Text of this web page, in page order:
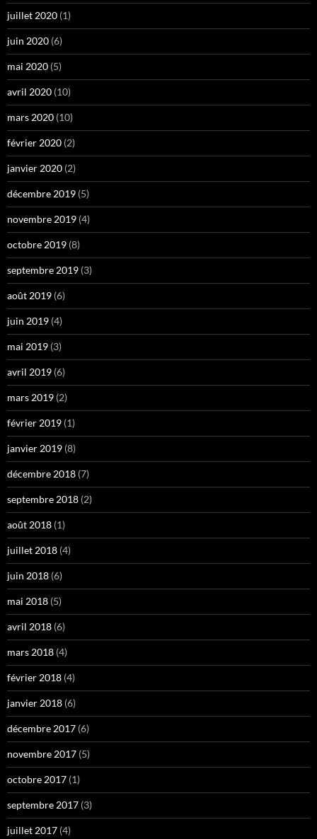
juillet 2020 (1)
juin 2020 (6)
mai 2020 (5)
avril 2020 (10)
mars 2020 (10)
février 2020 (2)
janvier 2020 (2)
décembre 2019 (5)
novembre 2019 (4)
octobre 2019 (8)
septembre 2019 (3)
août 2019 (6)
juin 2019 (4)
mai 2019 (3)
avril 2019 (6)
mars 2019 (2)
février 2019 (1)
janvier 2019 (8)
décembre 2018 (7)
septembre 2018 (2)
août 2018 (1)
juillet 2018 (4)
juin 2018 (6)
mai 2018 (5)
avril 2018 (6)
mars 2018 (4)
février 2018 (4)
janvier 2018 (6)
décembre 2017 (6)
novembre 2017 (5)
octobre 2017 (1)
septembre 2017 (3)
juillet 2017 (4)